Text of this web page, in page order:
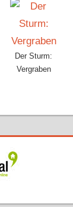
Der Sturm:
Vergraben